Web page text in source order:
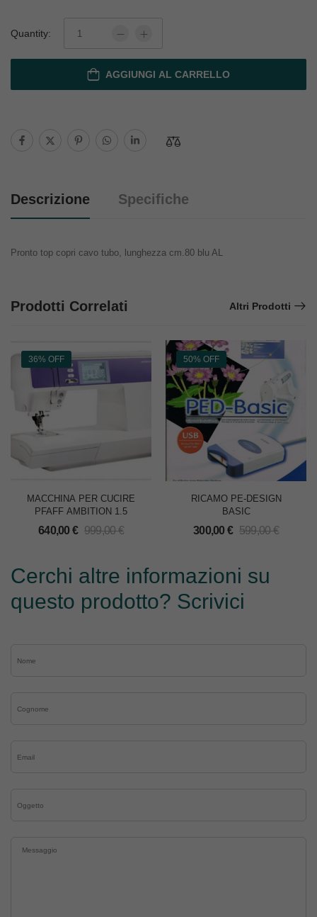
Quantity:
AGGIUNGI AL CARRELLO
Descrizione Specifiche
Pronto top copri cavo tubo, lunghezza cm.80 blu AL
Prodotti Correlati Altri Prodotti
36% OFF
MACCHINA PER CUCIRE
PFAFF AMBITION 1.5
640,00 € 999,00€
50% OFF
RICAMO PE-DESIGN
BASIC
300,00 € 599,00€
Cerchi altre informazioni su
questo prodotto? Scrivici